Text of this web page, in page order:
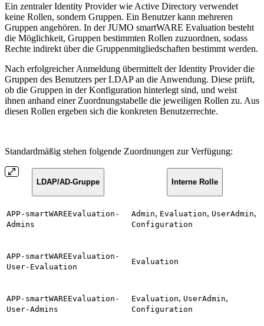
Ein zentraler Identity Provider wie Active Directory verwendet
keine Rollen, sondern Gruppen. Ein Benutzer kann mehreren
Gruppen angehören. In der JUMO smartWARE Evaluation besteht
die Möglichkeit, Gruppen bestimmten Rollen zuzuordnen, sodass
Rechte indirekt über die Gruppenmitgliedschaften bestimmt werden.
Nach erfolgreicher Anmeldung übermittelt der Identity Provider die
Gruppen des Benutzers per LDAP an die Anwendung. Diese prüft,
ob die Gruppen in der Konfiguration hinterlegt sind, und weist
ihnen anhand einer Zuordnungstabelle die jeweiligen Rollen zu. Aus
diesen Rollen ergeben sich die konkreten Benutzerrechte.
Standardmäßig stehen folgende Zuordnungen zur Verfügung:
LDAP/AD-Gruppe Interne Rolle
APP-smartWAREEvaluation-
Admins
Admin, Evaluation, UserAdmin,
Configuration
APP-smartWAREEvaluation-
User-Evaluation
Evaluation
APP-smartWAREEvaluation-
User-Admins
Evaluation, UserAdmin,
Configuration